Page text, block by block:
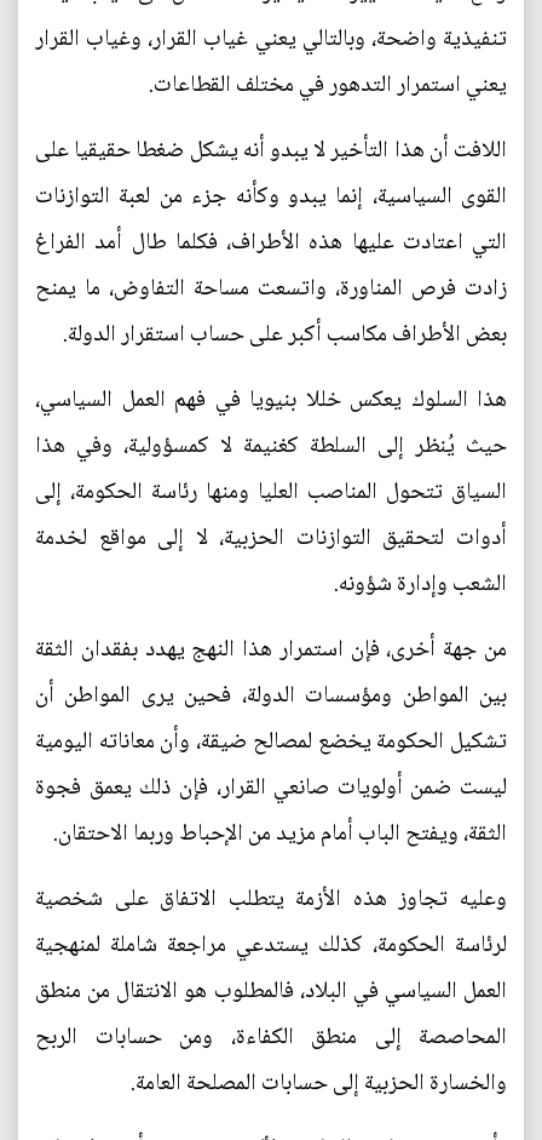
تنفيذية واضحة، وبالتالي يعني غياب القرار، وغياب القرار
يعني استمرار التدهور في مختلف القطاعات.
اللافت أن هذا التأخير لا يبدو أنه يشكل ضغطا حقيقيا على
القوى السياسية، إنما يبدو وكأنه جزء من لعبة التوازنات
التي اعتادت عليها هذه الأطراف، فكلما طال أمد الفراغ
زادت فرص المناورة، واتسعت مساحة التفاوض، ما يمنح
بعض الأطراف مكاسب أكبر على حساب استقرار الدولة.
هذا السلوك يعكس خللا بنيويا في فهم العمل السياسي،
حيث يُنظر إلى السلطة كغنيمة لا كمسؤولية، وفي هذا
السياق تتحول المناصب العليا ومنها رئاسة الحكومة، إلى
أدوات لتحقيق التوازنات الحزبية، لا إلى مواقع لخدمة
الشعب وإدارة شؤونه.
من جهة أخرى، فإن استمرار هذا النهج يهدد بفقدان الثقة
بين المواطن ومؤسسات الدولة، فحين يرى المواطن أن
تشكيل الحكومة يخضع لمصالح ضيقة، وأن معاناته اليومية
ليست ضمن أولويات صانعي القرار، فإن ذلك يعمق فجوة
الثقة، ويفتح الباب أمام مزيد من الإحباط وربما الاحتقان.
وعليه تجاوز هذه الأزمة يتطلب الاتفاق على شخصية
لرئاسة الحكومة، كذلك يستدعي مراجعة شاملة لمنهجية
العمل السياسي في البلاد، فالمطلوب هو الانتقال من منطق
المحاصصة إلى منطق الكفاءة، ومن حسابات الربح
والخسارة الحزبية إلى حسابات المصلحة العامة.